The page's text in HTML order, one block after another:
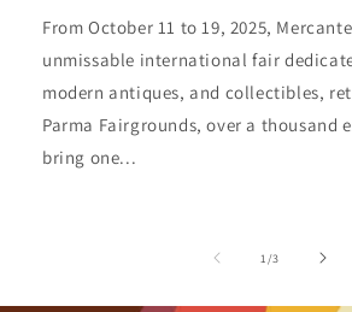
From October 11 to 19, 2025,
unmissable international fair
modern antiques, and collectibles,
Parma Fairgrounds, over a thousand
bring one...
1/of
3